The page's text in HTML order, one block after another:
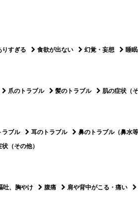
りすぎる 食欲が出ない 幻覚・妄想 睡
爪のトラブル 髪のトラブル 肌の症状（そ
ラブル 耳のトラブル 鼻のトラブル（鼻水等
（その他）
吐、胸やけ 腹痛 肩や背中がこる・痛い